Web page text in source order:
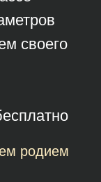
своего
родием